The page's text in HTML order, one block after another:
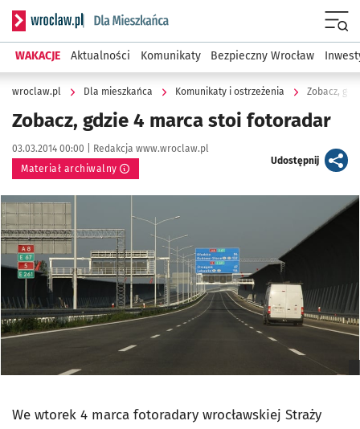
Serwis informacyjny wroclaw.pl podserwis: Dla mieszkańca
WAKACJE Aktualności Komunikaty Bezpieczny Wrocław
wroclaw.pl Dla mieszkańca Komunikaty i ostrzeżenia Zobacz,
Zobacz, gdzie 4 marca stoi fotoradar
Data publikacji:
03.03.2014 00:00 | Autor:
Redakcja www.wroclaw.pl
Materiał archiwalny
Udostępnijartykuł
Kliknij, aby powiększyć
We wtorek 4 marca fotoradary wrocławskiej Straży